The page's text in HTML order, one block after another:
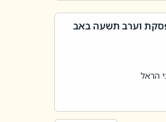
וערב תשעה באב
הראל